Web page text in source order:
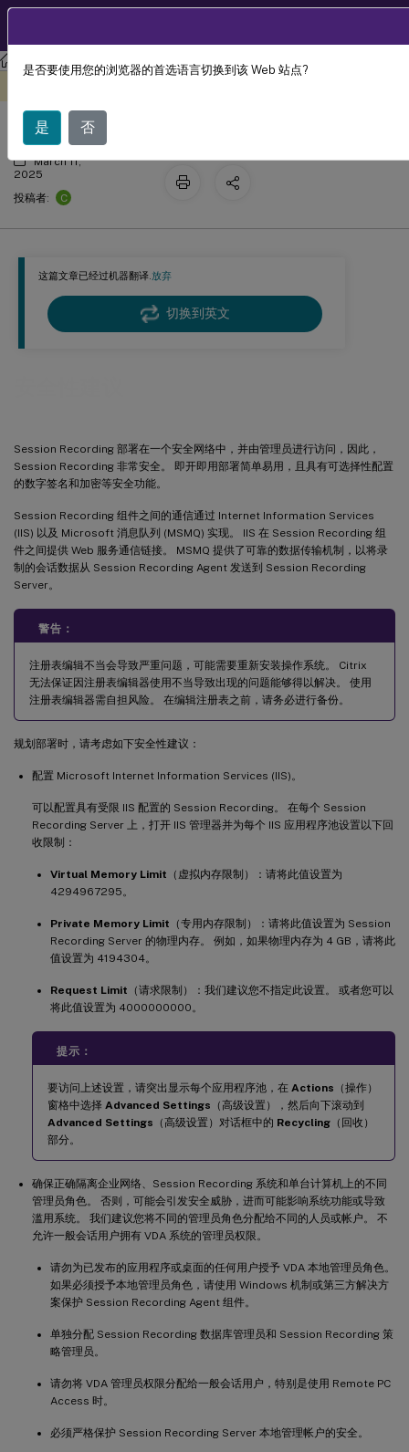
Session Recording Session Recording 2203 LTSR
这篇文章已经过机器翻译.放弃
切换到英文
Session Recording 部署在一个安全网络中，并由管理员进行访问，因此，
Session Recording 非常安全。 即开即用部署简单易用，且具有可选择性配置
的数字签名和加密等安全功能。
Session Recording 组件之间的通信通过 Internet Information Services
(IIS) 以及 Microsoft 消息队列 (MSMQ) 实现。 IIS 在 Session Recording 组
件之间提供 Web 服务通信链接。 MSMQ 提供了可靠的数据传输机制，以将录
制的会话数据从 Session Recording Agent 发送到 Session Recording
Server。
警告：
注册表编辑不当会导致严重问题，可能需要重新安装操作系统。 Citrix
无法保证因注册表编辑器使用不当导致出现的问题能够得以解决。 使用
注册表编辑器需自担风险。 在编辑注册表之前，请务必进行备份。
规划部署时，请考虑如下安全性建议：
配置 Microsoft Internet Information Services (IIS)。
可以配置具有受限 IIS 配置的 Session Recording。 在每个 Session
Recording Server 上，打开 IIS 管理器并为每个 IIS 应用程序池设置以下回
收限制：
Virtual Memory Limit （虚拟内存限制）：请将此值设置为
4294967295。
Private Memory Limit （专用内存限制）：请将此值设置为 Session
Recording Server 的物理内存。 例如，如果物理内存为 4 GB，请将此
值设置为 4194304。
Request Limit （请求限制）：我们建议您不指定此设置。 或者您可以
将此值设置为 4000000000。
提示：
要访问上述设置，请突出显示每个应用程序池，在 Actions （操作）
窗格中选择 Advanced Settings （高级设置），然后向下滚动到
Advanced Settings （高级设置）对话框中的 Recycling （回收）
部分。
确保正确隔离企业网络、Session Recording 系统和单台计算机上的不同
管理员角色。 否则，可能会引发安全威胁，进而可能影响系统功能或导致
滥用系统。 我们建议您将不同的管理员角色分配给不同的人员或帐户。 不
允许一般会话用户拥有 VDA 系统的管理员权限。
请勿为已发布的应用程序或桌面的任何用户授予 VDA 本地管理员角色。
如果必须授予本地管理员角色，请使用 Windows 机制或第三方解决方
案保护 Session Recording Agent 组件。
单独分配 Session Recording 数据库管理员和 Session Recording 策
略管理员。
请勿将 VDA 管理员权限分配给一般会话用户，特别是使用 Remote PC
Access 时。
必须严格保护 Session Recording Server 本地管理帐户的安全。
安全性建议
March 11,
2025
投稿者:
C
是否要使用您的浏览器的首选语言切换到该 Web 站点?
是 否